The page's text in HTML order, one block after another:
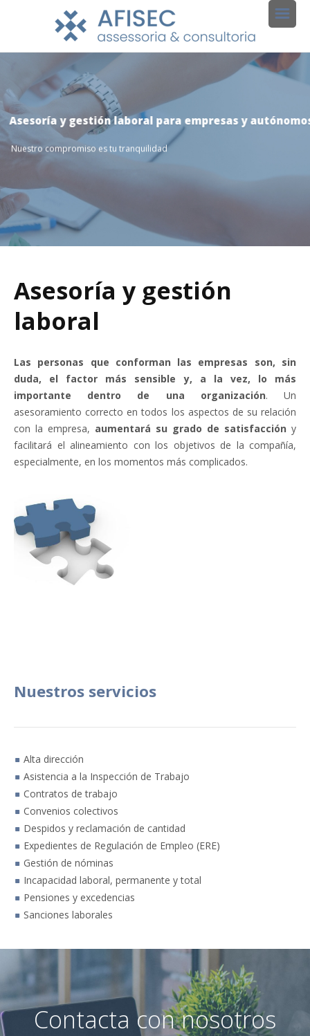
Asesoría y gestión laboral para empresas y
Nuestro compromiso es tu tranquilidad
Asesoría y gestión
laboral
Las personas que conforman las empresas son, sin
duda, el factor más sensible y, a la vez, lo más
importante dentro de una organización. Un
asesoramiento correcto en todos los aspectos de su relación
con la empresa, aumentará su grado de satisfacción y
facilitará el alineamiento con los objetivos de la compañía,
especialmente, en los momentos más complicados.
Nuestros servicios
Alta dirección
Asistencia a la Inspección de Trabajo
Contratos de trabajo
Convenios colectivos
Despidos y reclamación de cantidad
Expedientes de Regulación de Empleo (ERE)
Gestión de nóminas
Incapacidad laboral, permanente y total
Pensiones y excedencias
Sanciones laborales
Contacta con nosotros